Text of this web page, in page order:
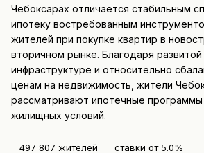
Чебоксарах отличается стабильным
ипотеку востребованным
жителей при покупке квартир в
вторичном рынке. Благодаря
инфраструктуре и относительно
ценам на недвижимость, жители
рассматривают ипотечные
жилищных условий.
497 807 жителей
ставки от 5.0%